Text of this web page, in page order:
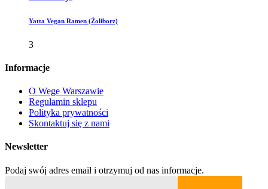
Yatta Vegan Ramen (Żoliborz)
3
Informacje
O Wege Warszawie
Regulamin sklepu
Polityka prywatności
Skontaktuj się z nami
Newsletter
Podaj swój adres email i otrzymuj od nas informacje.